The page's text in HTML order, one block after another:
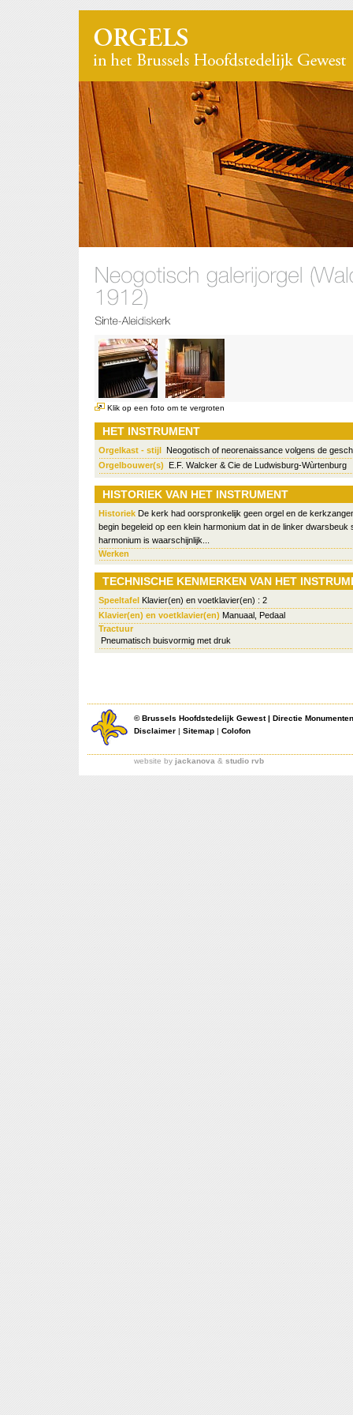
Klik op een foto om te vergroten
HET INSTRUMENT
Orgelkast - stijl Neogotisch of neorenaissance volgens de
Orgelbouwer(s) E.F. Walcker & Cie de Ludwisburg-Wùrtenburg
HISTORIEK VAN HET INSTRUMENT
Historiek De kerk had oorspronkelijk geen orgel en de
begin begeleid op een klein harmonium dat in de linker dwarsbeuk
harmonium is waarschijnlijk...
Werken
TECHNISCHE KENMERKEN VAN HET
Speeltafel Klavier(en) en voetklavier(en) : 2
Klavier(en) en voetklavier(en) Manuaal, Pedaal
Tractuur
Pneumatisch buisvormig met druk
©Brussels Hoofdstedelijk Gewest| Directie
Disclaimer | Sitemap | Colofon
website by jackanova & studio rvb